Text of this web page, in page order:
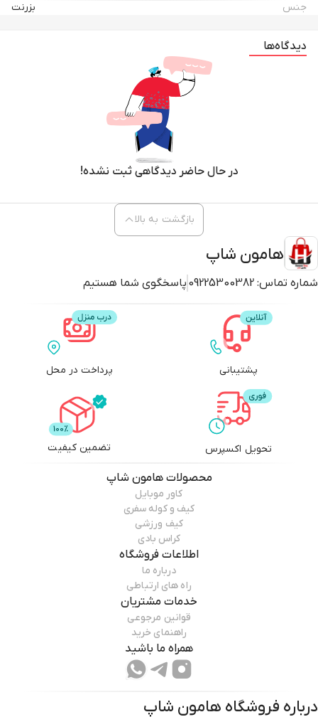
جنس
بزرنت
دیدگاه‌ها
در حال حاضر دیدگاهی ثبت نشده!
هامون شاپ
شماره تماس: 09225300382 پاسخگوی شما هستیم
بازگشت به بالا
پشتیبانی پرداخت در محل
تحویل اکسپرس تضمین کیفیت
محصولاتهامون شاپ
کاور موبایل
کیف و کوله سفری
کیف ورزشی
کراس بادی
اطلاعات فروشگاه
درباره ما
راه های ارتباطی
خدمات مشتریان
قوانین مرجوعی
راهنمای خرید
همراه ما باشید
درباره فروشگاه هامون شاپ